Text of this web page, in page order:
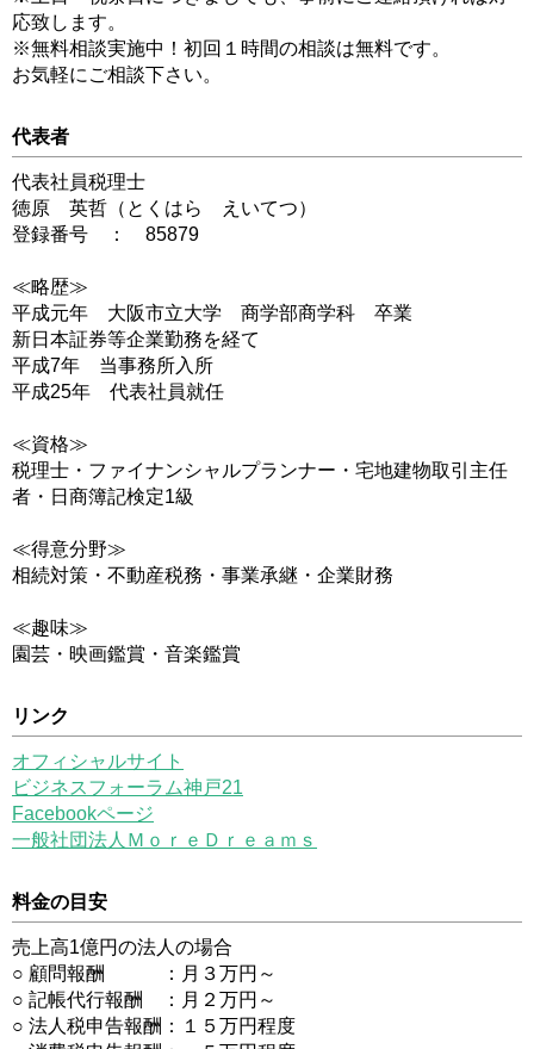
応致します。
※無料相談実施中！初回１時間の相談は無料です。
お気軽にご相談下さい。
代表者
代表社員税理士
徳原 英哲（とくはら えいてつ）
登録番号 ： 85879
≪略歴≫
平成元年 大阪市立大学 商学部商学科 卒業
新日本証券等企業勤務を経て
平成7年 当事務所入所
平成25年 代表社員就任
≪資格≫
税理士・ファイナンシャルプランナー・宅地建物取引主任
者・日商簿記検定1級
≪得意分野≫
相続対策・不動産税務・事業承継・企業財務
≪趣味≫
園芸・映画鑑賞・音楽鑑賞
リンク
オフィシャルサイト
ビジネスフォーラム神戸21
Facebookページ
一般社団法人ＭｏｒｅＤｒｅａｍｓ
料金の目安
売上高1億円の法人の場合
○ 顧問報酬 ：月３万円～
○ 記帳代行報酬 ：月２万円～
○ 法人税申告報酬：１５万円程度